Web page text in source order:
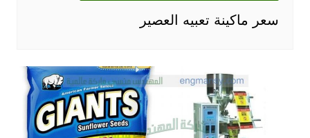
سعر ماكينة تعبيه العصير